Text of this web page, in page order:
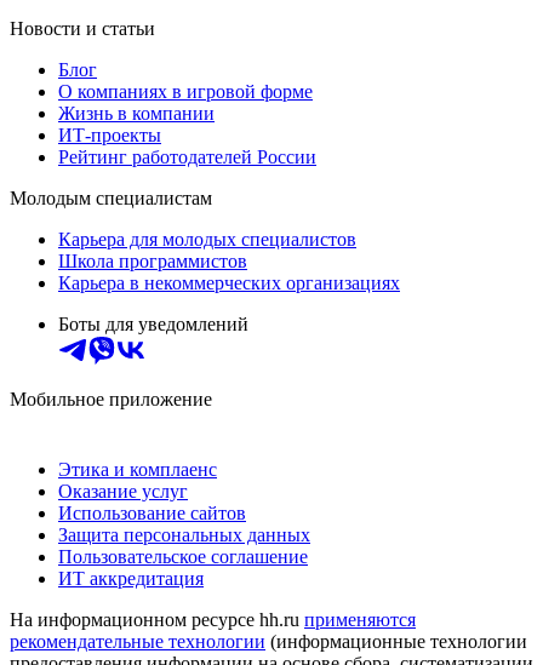
Новости и статьи
Блог
О компаниях в игровой форме
Жизнь в компании
ИТ-проекты
Рейтинг работодателей России
Молодым специалистам
Карьера для молодых специалистов
Школа программистов
Карьера в некоммерческих организациях
Боты для уведомлений
Мобильное приложение
Этика и комплаенс
Оказание услуг
Использование сайтов
Защита персональных данных
Пользовательское соглашение
ИТ аккредитация
На информационном ресурсе hh.ru применяются
рекомендательные технологии (информационные технологии